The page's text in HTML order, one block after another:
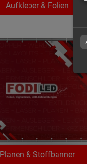
Planen & Stoffbanner
Aufkleber & Folien